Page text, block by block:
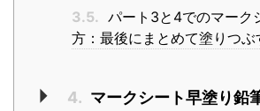
3.5. パート3と4でのマーク
方：最後にまとめて塗りつぶ
4. マークシート早塗り鉛